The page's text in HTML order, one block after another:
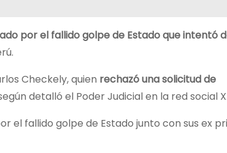
por el fallido golpe de Estado que intentó
Checkely, quien rechazó una solicitud de
detalló el Poder Judicial en la red social
el fallido golpe de Estado junto con sus ex